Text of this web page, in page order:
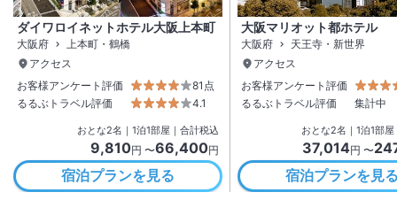
ダイワロイネットホテル大阪上本町
大阪府
上本町・鶴橋
アクセス
お客様アンケート評価
81点
るるぶトラベル評価
4.1
おとな2名 ｜ 1泊1部屋｜合計税込
9,810円 〜66,400円
宿泊プランを見る
大阪マリオット都ホテル
大阪府
天王寺・新世界
アクセス
お客様アンケート評価
るるぶトラベル評価
集計中
おとな2名 ｜ 1泊1部屋
37,014円 〜
宿泊プランを見